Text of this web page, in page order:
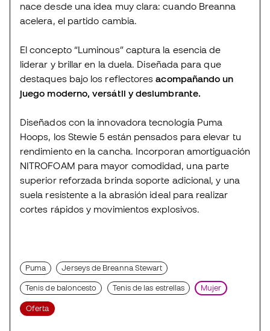
nace desde una idea muy clara: cuando Breanna
acelera, el partido cambia.
El concepto “Luminous” captura la esencia de
liderar y brillar en la duela. Diseñada para que
destaques bajo los reflectoresacompañando un
juego moderno, versátil y deslumbrante.
Diseñados con la innovadora tecnología Puma
Hoops, los Stewie 5 están pensados para elevar tu
rendimiento en la cancha. Incorporan amortiguación
NITROFOAM para mayor comodidad, una parte
superior reforzada brinda soporte adicional, y una
suela resistente a la abrasión ideal para realizar
cortes rápidos y movimientos explosivos.
Puma Jerseys de Breanna Stewart
Tenis de baloncesto Tenis de las estrellas Mujer
Oferta